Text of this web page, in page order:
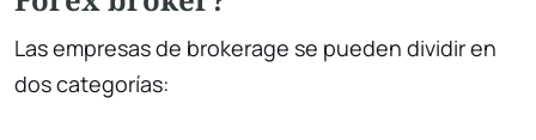
Las empresas de brokerage se pueden dividir en
dos categorías: